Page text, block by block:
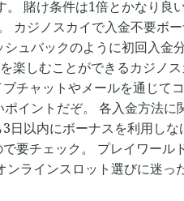
賭け条件は1倍とかなり良
ジノスカイで入金不要ボ
バックのように初回入金
しむことができるカジノ
チャットやメールを通じて
イントだぞ。 各入金方法
以内にボーナスを利用し
要チェック。 プレイワー
ラインスロット選びに迷